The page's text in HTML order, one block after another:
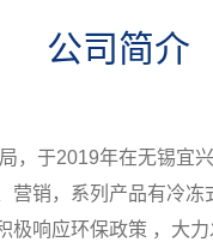
公司简介
，于2019年在无锡
销，系列产品有冷
响应环保政策 ，大